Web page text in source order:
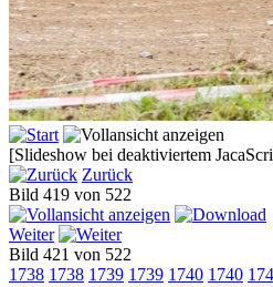
[Slideshow bei deaktiviertem
Zurück
Bild 419 von 522
Weiter
Bild 421 von 522
1738 1738 1739 1739 1740 1740